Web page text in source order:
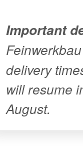
Important
delivery
will resume
August.